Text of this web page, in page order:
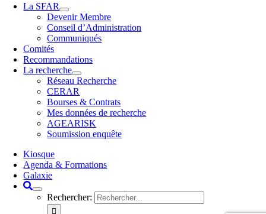
La SFAR
Devenir Membre
Conseil d’Administration
Communiqués
Comités
Recommandations
La recherche
Réseau Recherche
CERAR
Bourses & Contrats
Mes données de recherche
AGEARISK
Soumission enquête
Kiosque
Agenda & Formations
Galaxie
Rechercher: